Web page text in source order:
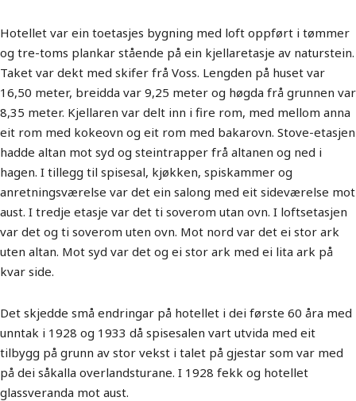
Hotellet var ein toetasjes bygning med loft oppført i tømmer
og tre-toms plankar stående på ein kjellaretasje av naturstein.
Taket var dekt med skifer frå Voss. Lengden på huset var
16,50 meter, breidda var 9,25 meter og høgda frå grunnen var
8,35 meter. Kjellaren var delt inn i fire rom, med mellom anna
eit rom med kokeovn og eit rom med bakarovn. Stove-etasjen
hadde altan mot syd og steintrapper frå altanen og ned i
hagen. I tillegg til spisesal, kjøkken, spiskammer og
anretningsværelse var det ein salong med eit sideværelse mot
aust. I tredje etasje var det ti soverom utan ovn. I loftsetasjen
var det og ti soverom uten ovn. Mot nord var det ei stor ark
uten altan. Mot syd var det og ei stor ark med ei lita ark på
kvar side.
Det skjedde små endringar på hotellet i dei første 60 åra med
unntak i 1928 og 1933 då spisesalen vart utvida med eit
tilbygg på grunn av stor vekst i talet på gjestar som var med
på dei såkalla overlandsturane. I 1928 fekk og hotellet
glassveranda mot aust.